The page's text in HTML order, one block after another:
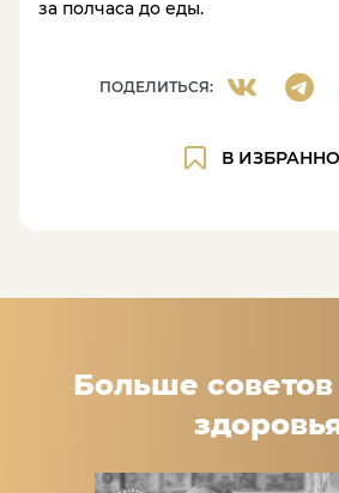
за полчаса до еды.
ПОДЕЛИТЬСЯ:
В
Больше